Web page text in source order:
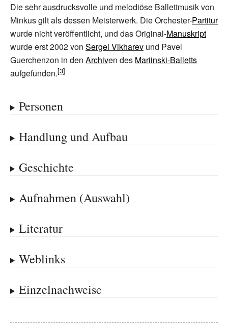
Die sehr ausdrucksvolle und melodiöse Ballettmusik von
Minkus gilt als dessen Meisterwerk. Die Orchester-Partitur
wurde nicht veröffentlicht, und das Original-Manuskript
wurde erst 2002 von Sergei Vikharev und Pavel
Guerchenzon in den Archiven des Mariinski-Balletts
aufgefunden.
Personen
Handlung und Aufbau
Geschichte
Aufnahmen (Auswahl)
Literatur
Weblinks
Einzelnachweise